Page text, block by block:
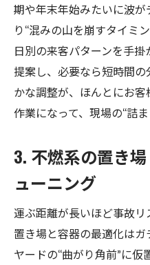
期や年末年始みたいに波
り“混みの山を崩すタイミ
日別の来客パターンを手
提案し、必要なら短時間
かな調整が、ほんとにお
作業になって、現場の“詰
3. 不燃系の置き
ューニング
運ぶ距離が長いほど事故リ
置き場と容器の最適化は
ヤードの“曲がり角前”に